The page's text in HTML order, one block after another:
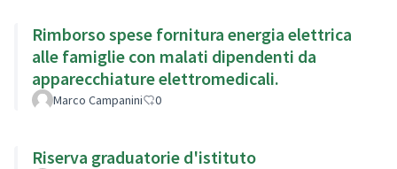
Rimborso spese fornitura energia elettrica
alle famiglie con malati dipendenti da
apparecchiature elettromedicali.
Marco Campanini 0
Riserva graduatorie d'istituto